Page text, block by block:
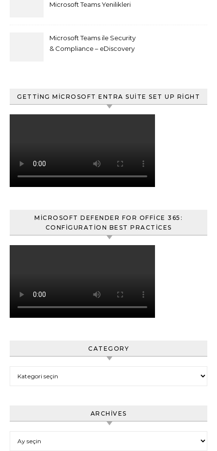
Microsoft Teams Yenilikleri
Microsoft Teams ile Security
& Compliance – eDiscovery
GETTING MICROSOFT ENTRA SUITE SET UP RIGHT
MICROSOFT DEFENDER FOR OFFICE 365:
CONFIGURATION BEST PRACTICES
CATEGORY
ARCHIVES